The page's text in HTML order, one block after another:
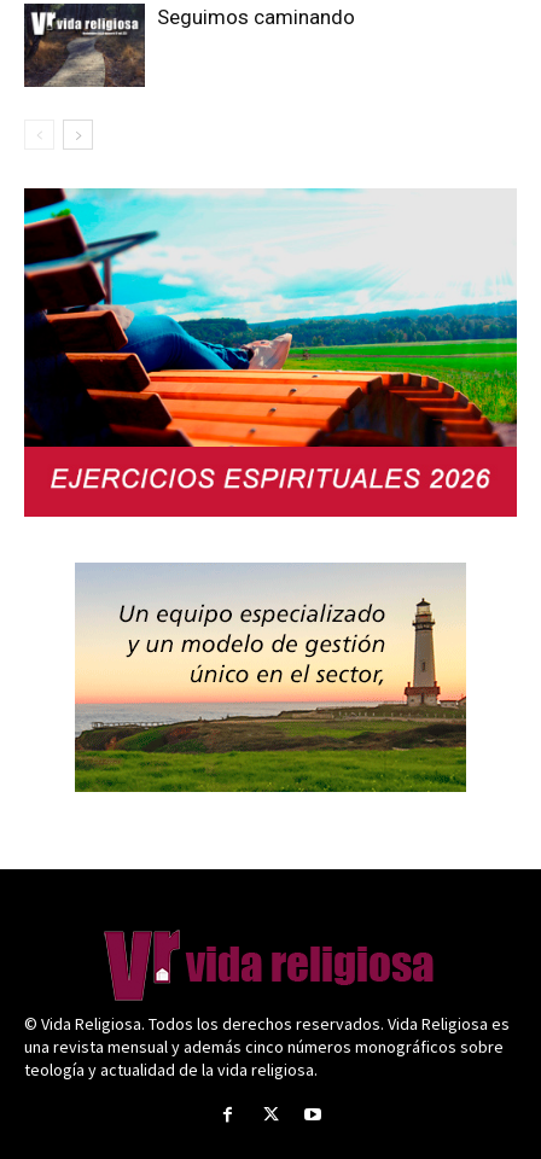
Seguimos caminando
© Vida Religiosa. Todos los derechos reservados. Vida Religiosa es
una revista mensual y además cinco números monográficos sobre
teología y actualidad de la vida religiosa.